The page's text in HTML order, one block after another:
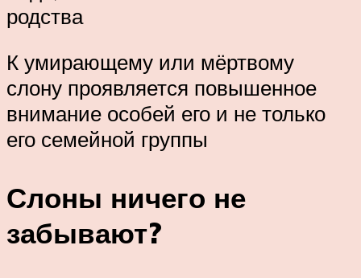
родства
К умирающему или мёртвому
слону проявляется повышенное
внимание особей его и не только
его семейной группы
Слоны ничего не
забывают?